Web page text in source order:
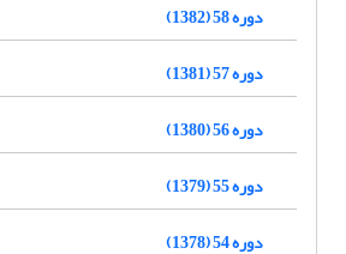
دوره 58 (1382)
دوره 57 (1381)
دوره 56 (1380)
دوره 55 (1379)
دوره 54 (1378)